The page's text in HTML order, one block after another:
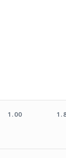
1.00